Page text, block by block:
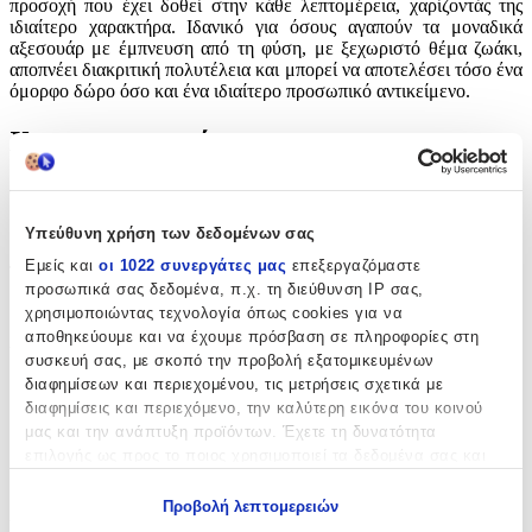
Υπεύθυνη χρήση των δεδομένων σας
Εμείς και οι 1022 συνεργάτες μας επεξεργαζόμαστε
προσωπικά σας δεδομένα, π.χ. τη διεύθυνση IP σας,
χρησιμοποιώντας τεχνολογία όπως cookies για να
αποθηκεύουμε και να έχουμε πρόσβαση σε πληροφορίες στη
συσκευή σας, με σκοπό την προβολή εξατομικευμένων
διαφημίσεων και περιεχομένου, τις μετρήσεις σχετικά με
διαφημίσεις και περιεχόμενο, την καλύτερη εικόνα του κοινού
μας και την ανάπτυξη προϊόντων. Έχετε τη δυνατότητα
Προβολή λεπτομερειών
προσοχή που έχει δοθεί στην κάθε λεπτομέρεια, χαρίζοντάς της
ιδιαίτερο χαρακτήρα. Ιδανικό για όσους αγαπούν τα μοναδικά
αξεσουάρ με έμπνευση από τη φύση, με ξεχωριστό θέμα ζωάκι,
αποπνέει διακριτική πολυτέλεια και μπορεί να αποτελέσει τόσο ένα
όμορφο δώρο όσο και ένα ιδιαίτερο προσωπικό αντικείμενο.
Χαρακτηριστικά
Θέμα:
Ζωάκια
Τύπος:
Μπρελόκ
Υλικό:
Μεταλλικό
με Led:
Όχι